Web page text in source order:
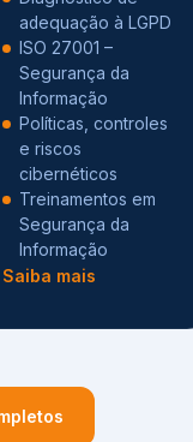
adequação à LGPD
ISO 27001 –
Segurança da
Informação
Políticas, controles
e riscos
cibernéticos
Treinamentos em
Segurança da
Informação
Saiba mais